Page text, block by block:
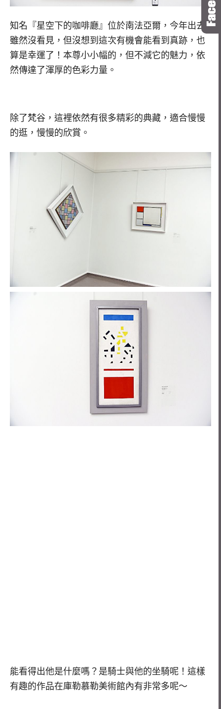
知名『星空下的咖啡廳』位於南法亞爾，今年出去
雖然沒看見，但沒想到這次有機會能看到真跡，也
算是幸運了！本尊小小幅的，但不減它的魅力，依
然傳達了渾厚的色彩力量。
除了梵谷，這裡依然有很多精彩的典藏，適合慢慢
的逛，慢慢的欣賞。
能看得出他是什麼嗎？是騎士與他的坐騎呢！這樣
有趣的作品在庫勒慕勒美術館內有非常多呢～